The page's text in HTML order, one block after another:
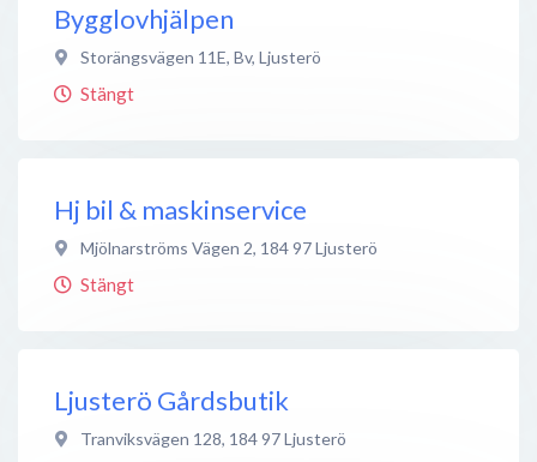
Bygglovhjälpen
Storängsvägen 11E, Bv, Ljusterö
Stängt
Hj bil & maskinservice
Mjölnarströms Vägen 2, 184 97Ljusterö
Stängt
Ljusterö Gårdsbutik
Tranviksvägen 128, 184 97Ljusterö